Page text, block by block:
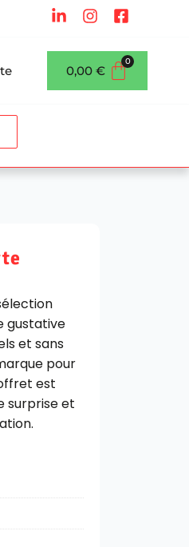
0,00 €
gustative
et sans
pour
est
surprise et